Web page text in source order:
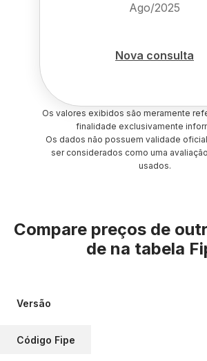
Ago/2025
Nova consulta
Os valores exibidos são meramente
finalidade exclusivamente
Os dados não possuem validade
ser considerados como uma
usados.
Compare preços de
de na tabela
Versão
Código Fipe